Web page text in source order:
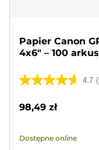
Papier Canon
4x6" – 100
4.7
4.7
5
152
98,49 zł
Dostępne online